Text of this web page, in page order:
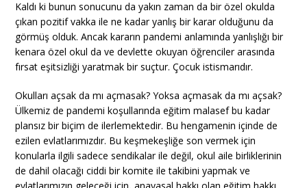
Kaldı ki bunun sonucunu da yakın zaman da bir özel okulda
çıkan pozitif vakka ile ne kadar yanlış bir karar olduğunu da
görmüş olduk. Ancak kararın pandemi anlamında yanlışlığı bir
kenara özel okul da ve devlette okuyan öğrenciler arasında
fırsat eşitsizliği yaratmak bir suçtur. Çocuk istismarıdır.
Okulları açsak da mı açmasak? Yoksa açmasak da mı açsak?
Ülkemiz de pandemi koşullarında eğitim malasef bu kadar
plansız bir biçim de ilerlemektedir. Bu hengamenin içinde de
ezilen evlatlarımızdır. Bu keşmekeşliğe son vermek için
konularla ilgili sadece sendikalar ile değil, okul aile birliklerinin
de dahil olacağı ciddi bir komite ile takibini yapmak ve